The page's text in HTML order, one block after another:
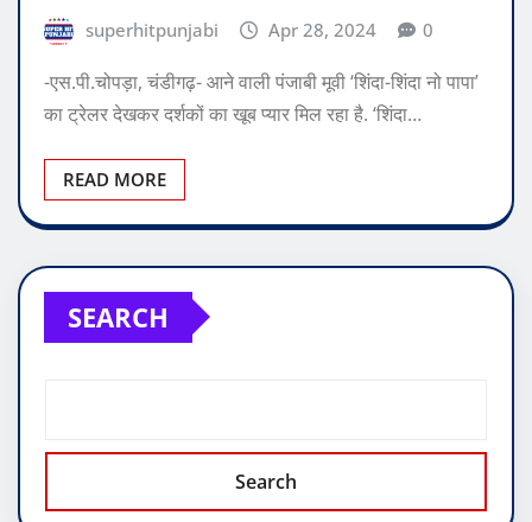
superhitpunjabi Apr 28, 2024 0
-एस.पी.चोपड़ा, चंडीगढ़- आने वाली पंजाबी मूवी ‘शिंदा-शिंदा नो पापा’
का ट्रेलर देखकर दर्शकों का खूब प्यार मिल रहा है. ‘शिंदा…
READ MORE
SEARCH
Search